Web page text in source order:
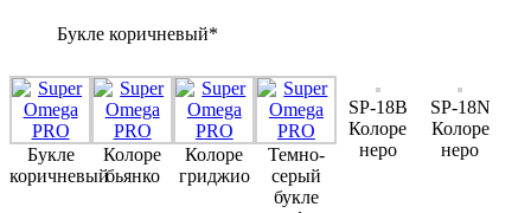
Букле коричневый*
Букле
коричневый
Колоре
бьянко
Колоре
гриджио
Темно-
серый
букле
SP-18B
Колоре
неро
SP-18N
Колоре
неро